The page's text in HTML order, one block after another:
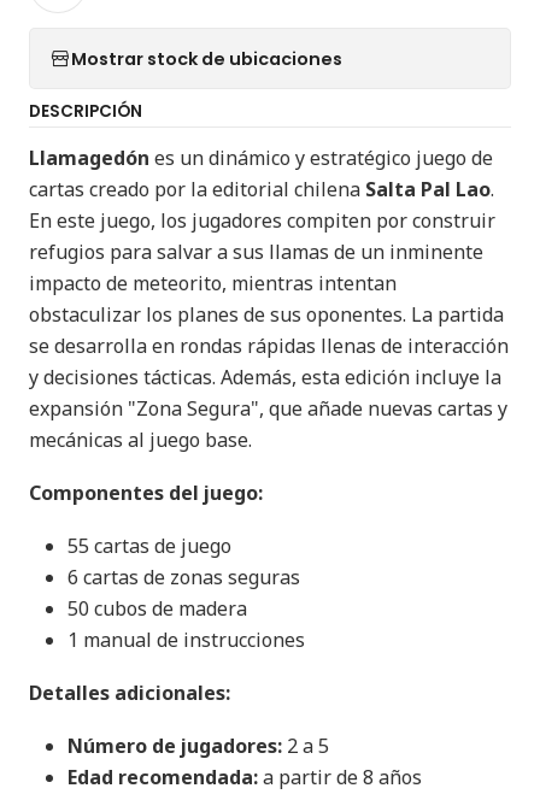
Mostrar stock de ubicaciones
DESCRIPCIÓN
Llamagedón es un dinámico y estratégico juego de
cartas creado por la editorial chilena Salta Pal Lao.
En este juego, los jugadores compiten por construir
refugios para salvar a sus llamas de un inminente
impacto de meteorito, mientras intentan
obstaculizar los planes de sus oponentes. La partida
se desarrolla en rondas rápidas llenas de interacción
y decisiones tácticas. Además, esta edición incluye la
expansión "Zona Segura", que añade nuevas cartas y
mecánicas al juego base.
Componentes del juego:
55 cartas de juego
6 cartas de zonas seguras
50 cubos de madera
1 manual de instrucciones
Detalles adicionales:
Número de jugadores: 2 a 5
Edad recomendada:a partir de 8 años